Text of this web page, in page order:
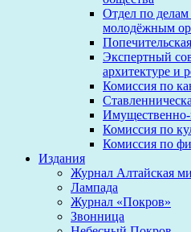
Отдел по
молодёжным
Экспертный
архитектуре и
Комиссия по
Имущественно-
Комиссия по
Комиссия по
Издания
Журнал Алтайская
Лампада
Журнал «Покров»
Звонница